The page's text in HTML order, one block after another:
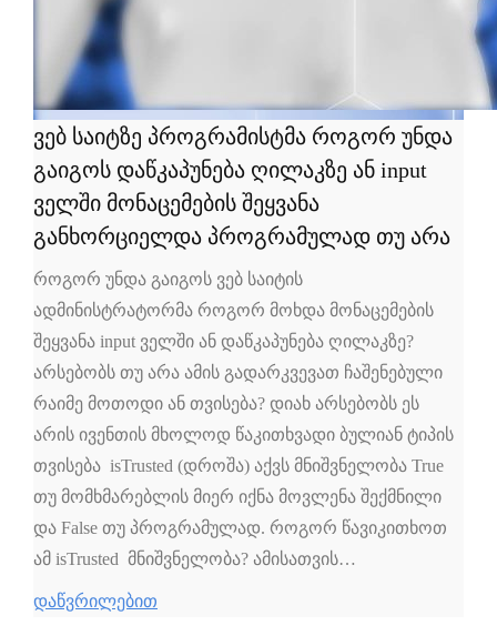
ვებ საიტზე პროგრამისტმა როგორ უნდა
გაიგოს დაწკაპუნება ღილაკზე ან input
ველში მონაცემების შეყვანა
განხორციელდა პროგრამულად თუ არა
როგორ უნდა გაიგოს ვებ საიტის
ადმინისტრატორმა როგორ მოხდა მონაცემების
შეყვანა input ველში ან დაწკაპუნება ღილაკზე?
არსებობს თუ არა ამის გადარკვევათ ჩაშენებული
რაიმე მოთოდი ან თვისება? დიახ არსებობს ეს
არის ივენთის მხოლოდ წაკითხვადი ბულიან ტიპის
თვისება isTrusted (დროშა) აქვს მნიშვნელობა True
თუ მომხმარებლის მიერ იქნა მოვლენა შექმნილი
და False თუ პროგრამულად. როგორ წავიკითხოთ
ამ isTrusted მნიშვნელობა? ამისათვის…
დაწვრილებით